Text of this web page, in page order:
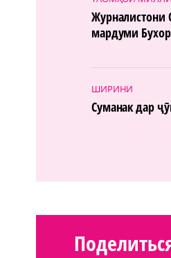
мардуми
ШИРИНИ
Суманак дар